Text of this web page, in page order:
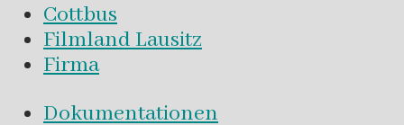
Cottbus
Filmland Lausitz
Firma
Dokumentationen